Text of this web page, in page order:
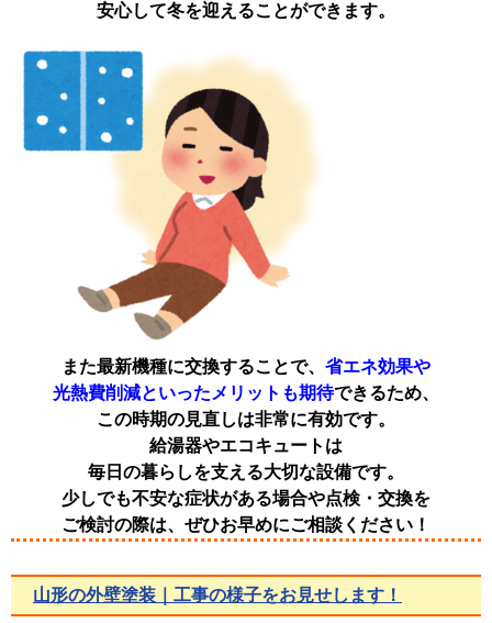
安心して冬を迎えることができます。
また最新機種に交換することで、 省エネ効果や
光熱費削減といったメリットも期待できるため、
この時期の見直しは非常に有効です。
給湯器やエコキュートは
毎日の暮らしを支える大切な設備です。
少しでも不安な症状がある場合や点検・交換を
ご検討の際は、ぜひお早めにご相談ください！
山形の外壁塗装｜工事の様子をお見せします！